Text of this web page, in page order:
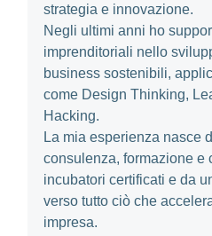
strategia e innovazione.
Negli ultimi anni ho
imprenditoriali nello
business sostenibili,
come Design Thinking,
Hacking.
La mia esperienza nasce
consulenza, formazione e
incubatori certificati e da
verso tutto ciò che
impresa.